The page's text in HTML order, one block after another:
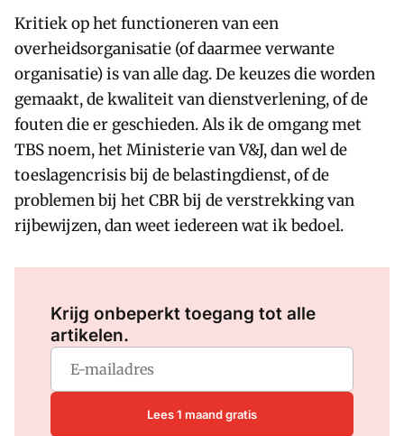
Kritiek op het functioneren van een
overheidsorganisatie (of daarmee verwante
organisatie) is van alle dag. De keuzes die worden
gemaakt, de kwaliteit van dienstverlening, of de
fouten die er geschieden. Als ik de omgang met
TBS noem, het Ministerie van V&J, dan wel de
toeslagencrisis bij de belastingdienst, of de
problemen bij het CBR bij de verstrekking van
rijbewijzen, dan weet iedereen wat ik bedoel.
Krijg onbeperkt toegang tot alle
artikelen.
Lees 1 maand gratis